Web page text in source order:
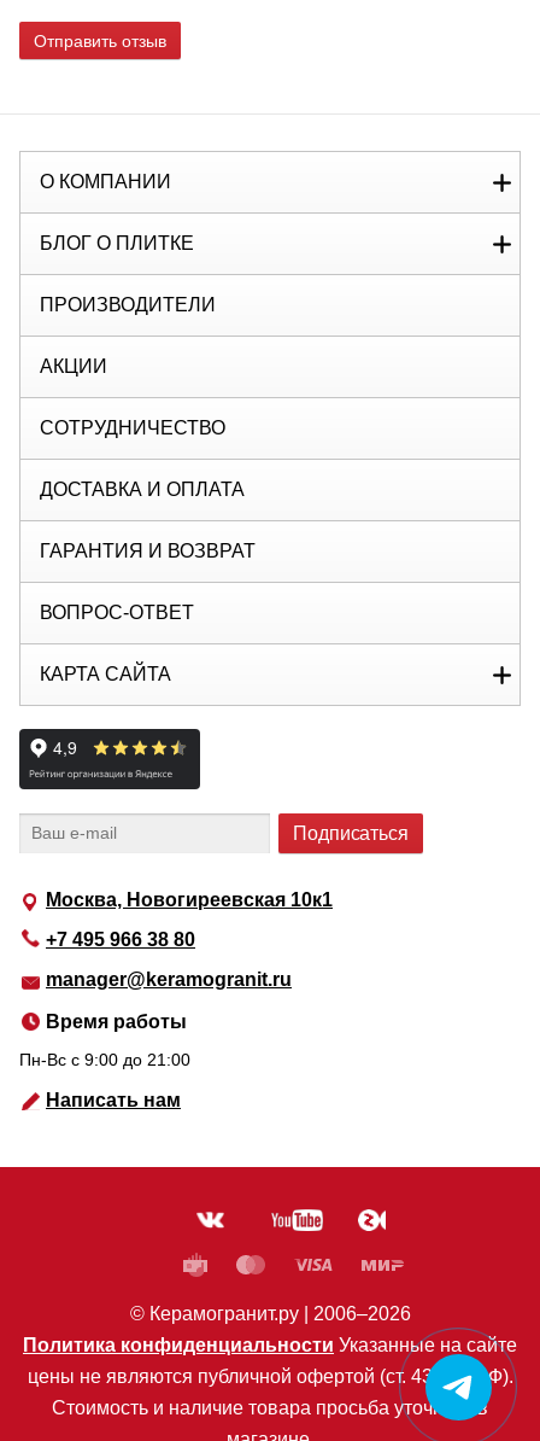
Отправить отзыв
Москва, Новогиреевская 10к1
+7 495 966 38 80
manager@keramogranit.ru
Время работы
Пн-Вс c 9:00 до 21:00
Написать нам
О КОМПАНИИ
БЛОГ О ПЛИТКЕ
ПРОИЗВОДИТЕЛИ
АКЦИИ
СОТРУДНИЧЕСТВО
ДОСТАВКА И ОПЛАТА
ГАРАНТИЯ И ВОЗВРАТ
ВОПРОС-ОТВЕТ
КАРТА САЙТА
© Керамогранит.ру | 2006–2026
Политика конфиденциальности Указанные на сайте
цены не являются публичной офертой (ст. 435 ГК РФ).
Стоимость и наличие товара просьба уточнять в